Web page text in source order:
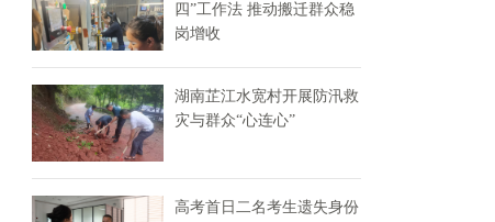
四”工作法 推动搬迁群众稳
岗增收
湖南芷江水宽村开展防汛救
灾与群众“心连心”
高考首日二名考生遗失身份